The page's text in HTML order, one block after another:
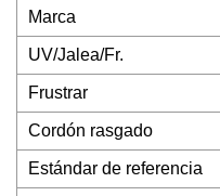
Marca
UV/Jalea/Fr.
Frustrar
Cordón rasgado
Estándar de referencia